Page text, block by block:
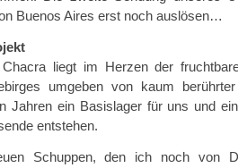
Buenos Aires erst noch auslösen…
Chacra liegt im Herzen der
umgeben von kaum
Jahren ein Basislager für uns und
entstehen.
Schuppen, den ich noch von